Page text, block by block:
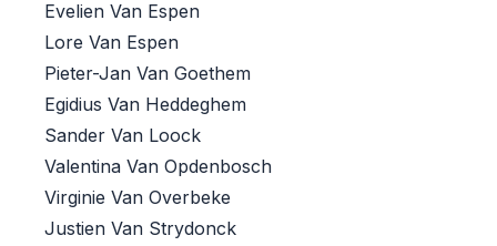
Evelien Van Espen
Lore Van Espen
Pieter-Jan Van Goethem
Egidius Van Heddeghem
Sander Van Loock
Valentina Van Opdenbosch
Virginie Van Overbeke
Justien Van Strydonck